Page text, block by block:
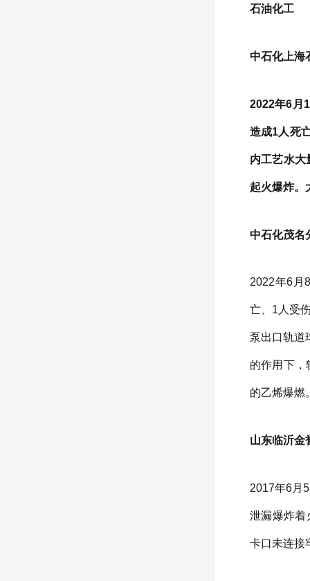
石油化工
中石化上海
2022年6月
造成1人死
内工艺水大
起火爆炸。
中石化茂名
2022年6月
亡、1人受
泵出口轨道
的作用下，
的乙烯爆燃
山东临沂金
2017年6月
泄漏爆炸着
卡口未连接